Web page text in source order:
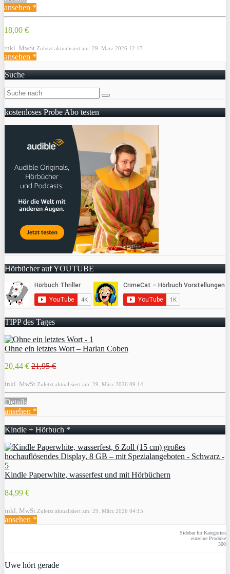
ansehen *
18,00 €
inkl. MwSt. Zuletzt aktualisiert am: 29. März 2026 12:17
ansehen *
Suche
kostenloses Probe Abo testen
Hörbücher auf YOUTUBE
TIPP des Tages
Ohne ein letztes Wort – Harlan Coben
20,44 € 21,95 €
inkl. MwSt. Zuletzt aktualisiert am: 29. März 2026 09:14
Details
ansehen *
Kindle + Hörbuch *
Kindle Paperwhite, wasserfest und mit Hörbüchern
84,99 €
inkl. MwSt. Zuletzt aktualisiert am: 29. März 2026 04:15
ansehen *
Sidebar für Kategorien
einzelne Produke
300
Uwe hört gerade